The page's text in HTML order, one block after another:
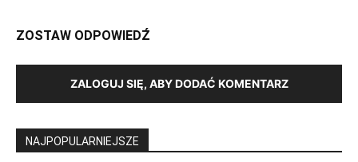
ZOSTAW ODPOWIEDŹ
ZALOGUJ SIĘ, ABY DODAĆ KOMENTARZ
NAJPOPULARNIEJSZE